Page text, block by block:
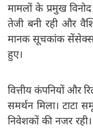
मामलों के प्रमुख
तेजी बनी रही और
मानक सूचकांक सेंसेक्स
हुए।
वित्तीय कंपनियों और
समर्थन मिला। टाटा
निवेशकों की नजर